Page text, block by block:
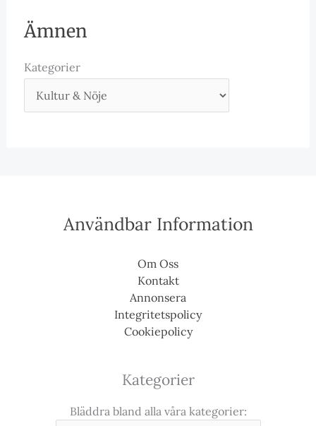
Ämnen
Kategorier
Användbar Information
Om Oss
Kontakt
Annonsera
Integritetspolicy
Cookiepolicy
Kategorier
Bläddra bland alla våra kategorier: